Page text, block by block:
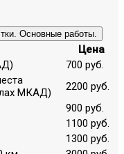
Основные работы.
Цена
700 руб.
МКАД)
2200 руб.
900 руб.
1100 руб.
1300 руб.